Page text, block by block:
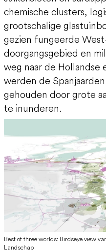
chemische clusters,
grootschalige
gezien fungeerde
doorgangsgebied en
weg naar de Hollandse
werden de
gehouden door grote
te inunderen.
Best of three worlds: Birdseye view
Landschap